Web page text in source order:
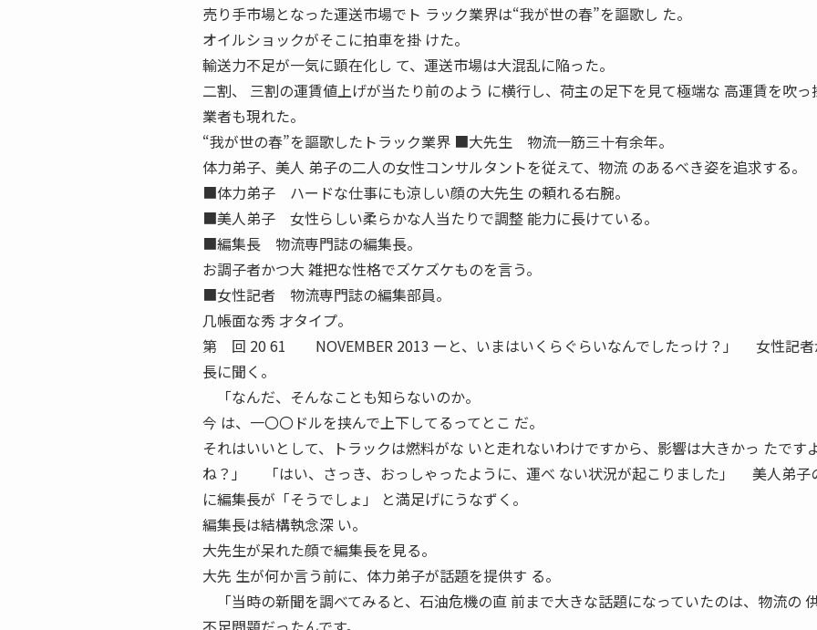
売り手市場となった運送市場でト ラック業界は“我が世の春”を謳歌し た。
オイルショックがそこに拍車を掛 けた。
輸送力不足が一気に顕在化し て、運送市場は大混乱に陥った。
二割、 三割の運賃値上げが当たり前のよう に横行し、荷主の足下を見て極端な 高運賃を吹っ
業者も現れた。
“我が世の春”を謳歌したトラック業界 ■大先生 物流一筋三十有余年。
体力弟子、美人 弟子の二人の女性コンサルタントを従えて、物流 のあるべき姿を追求する。
■体力弟子 ハードな仕事にも涼しい顔の大先生 の頼れる右腕。
■美人弟子 女性らしい柔らかな人当たりで調整 能力に長けている。
■編集長 物流専門誌の編集長。
お調子者かつ大 雑把な性格でズケズケものを言う。
■女性記者 物流専門誌の編集部員。
几帳面な秀 才タイプ。
第 回 20 61 NOVEMBER 2013 ーと、いまはいくらぐらいなんでしたっけ？」 女性記者
長に聞く。
「なんだ、そんなことも知らないのか。
今 は、一〇〇ドルを挟んで上下してるってとこ だ。
それはいいとして、トラックは燃料がな いと走れないわけですから、影響は大きかっ たです
ね？」 「はい、さっき、おっしゃったように、運べ ない状況が起こりました」 美人弟子
に編集長が「そうでしょ」 と満足げにうなずく。
編集長は結構執念深 い。
大先生が呆れた顔で編集長を見る。
大先 生が何か言う前に、体力弟子が話題を提供す る。
「当時の新聞を調べてみると、石油危機の直 前まで大きな話題になっていたのは、物流の